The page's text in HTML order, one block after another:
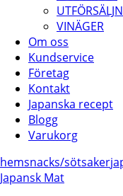
VINÄGER
Om oss
Kundservice
Företag
Kontakt
Japanska recept
Blogg
Varukorg
hemsnacks/sötsaker
Japansk Mat